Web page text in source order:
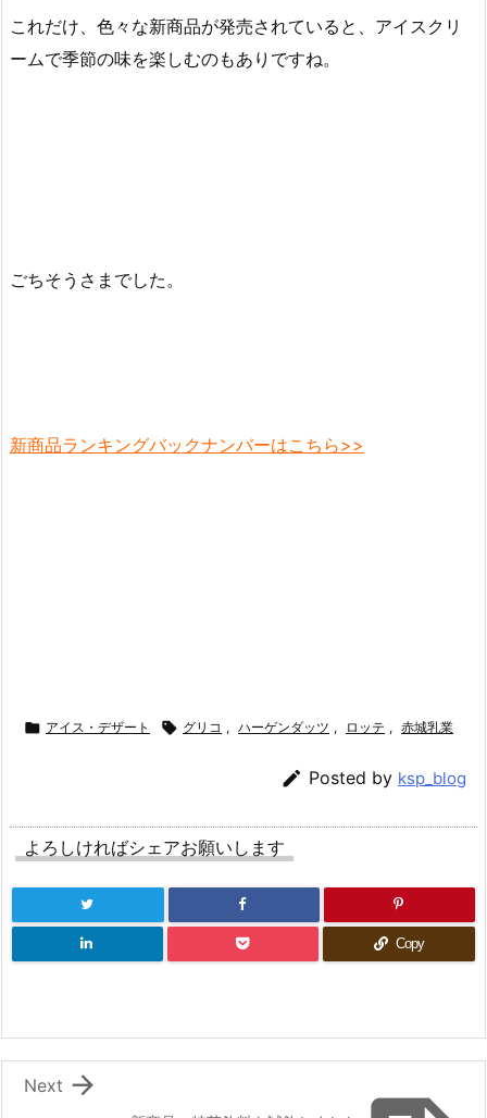
これだけ、色々な新商品が発売されていると、アイスクリ
ームで季節の味を楽しむのもありですね。
ごちそうさまでした。
新商品ランキングバックナンバーはこちら>>
 アイス・デザート  グリコ , ハーゲンダッツ , ロッテ , 赤城乳業
 Posted by ksp_blog
よろしければシェアお願いします
Copy

Next